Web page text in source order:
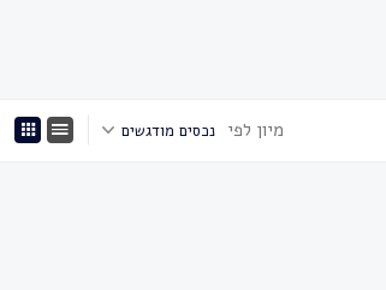
מיון לפי נכסים מודגשים